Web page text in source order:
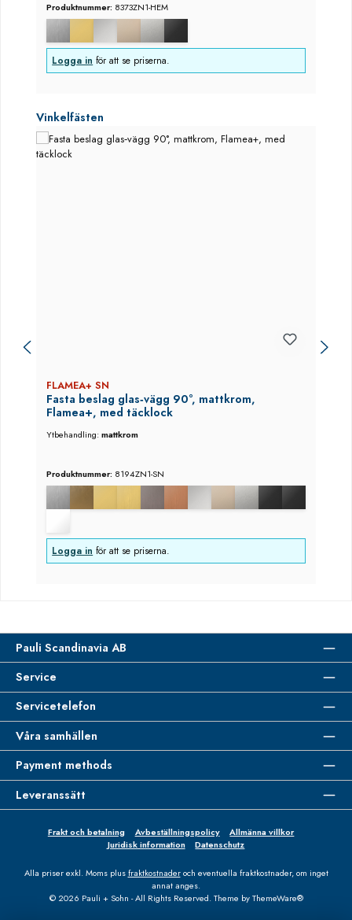
Produktnummer: 8373ZN1-HEM
Logga in för att se priserna.
Hoppa över produktgalleri
Vinkelfästen
FLAMEA+ SN
Fasta beslag glas‑vägg 90°, mattkrom,
Flamea+, med täcklock
Ytbehandling:mattkrom
Produktnummer: 8194ZN1-SN
Logga in för att se priserna.
Pauli Scandinavia AB
Service
Servicetelefon
Våra samhällen
Payment methods
Leveranssätt
Frakt och betalning Avbeställningspolicy
Allmänna villkor
Juridisk information
Datenschutz
Alla priser exkl. Moms plusfraktkostnaderoch eventuella fraktkostnader, om inget
annat anges.
© 2026 Pauli + Sohn - All Rights Reserved. Theme byThemeWare®